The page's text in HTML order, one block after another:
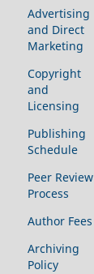
Advertising
and Direct
Marketing
Copyright
and
Licensing
Publishing
Schedule
Peer Review
Process
Author Fees
Archiving
Policy